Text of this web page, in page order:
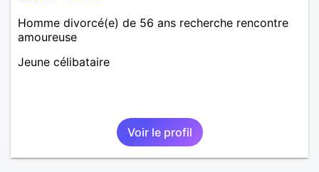
Homme divorcé(e) de 56 ans recherche rencontre
amoureuse
Jeune célibataire
Voir le profil